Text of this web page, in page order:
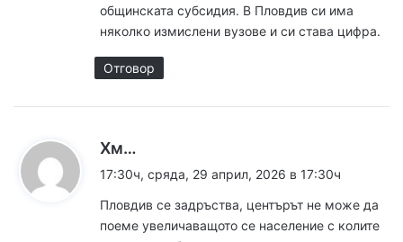
общинската субсидия. В Пловдив си има
няколко измислени вузове и си става цифра.
Отговор
Хм…
а
:
17:30ч, сряда, 29 април, 2026 в 17:30ч
Пловдив се задръства, центърът не може да
поеме увеличаващото се население с колите